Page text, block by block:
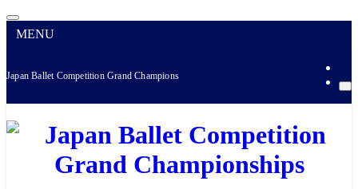
MENU
Japan Ballet Competition Grand Championships